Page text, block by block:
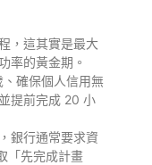
，這其實是最大
率的黃金期。
確保個人信用無
提前完成 20 小
銀行通常要求資
「先完成計畫